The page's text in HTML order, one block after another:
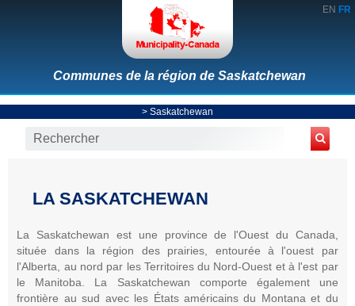
EN FR
Communes de la région de Saskatchewan
> Saskatchewan
LA SASKATCHEWAN
La Saskatchewan est une province de l'Ouest du Canada,
située dans la région des prairies, entourée à l'ouest par
l'Alberta, au nord par les Territoires du Nord-Ouest et à l'est par
le Manitoba. La Saskatchewan comporte également une
frontière au sud avec les États américains du Montana et du